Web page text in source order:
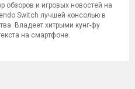
обзоров и игровых новостей на
Switch лучшей консолью в
Владеет хитрыми кунг-фу
на смартфоне.